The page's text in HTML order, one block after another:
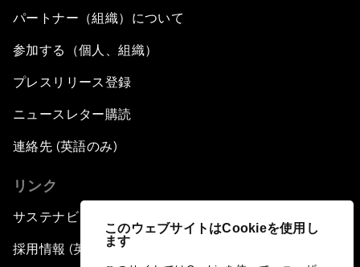
このウェブサイトはCookieを使用し
ます
パートナー（組織）について
参加する（個人、組織）
プレスリリース登録
ニュースレター購読
連絡先 (英語のみ)
リンク
サステナビリティへの取り組み
採用情報 (英語のみ)